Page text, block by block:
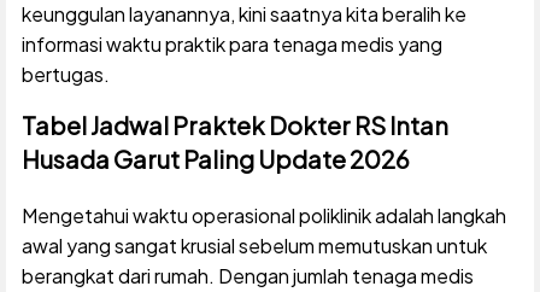
keunggulan layanannya, kini saatnya kita beralih ke
informasi waktu praktik para tenaga medis yang
bertugas.
Tabel Jadwal Praktek Dokter RS Intan
Husada Garut Paling Update 2026
Mengetahui waktu operasional poliklinik adalah langkah
awal yang sangat krusial sebelum memutuskan untuk
berangkat dari rumah. Dengan jumlah tenaga medis